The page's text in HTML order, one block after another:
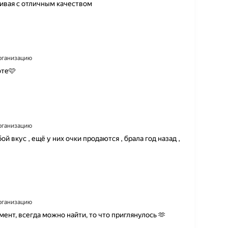
с отличным качеством
вкус , ещё у них очки продаются , брала год назад ,
всегда можно найти, то что приглянулось 🫶